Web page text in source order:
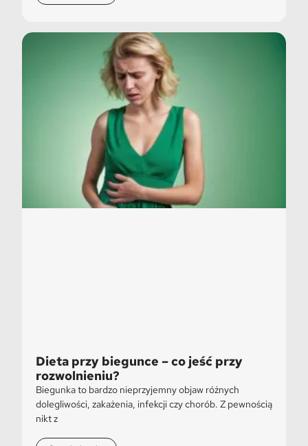
Dieta przy biegunce – co jeść przy
rozwolnieniu?
Biegunka to bardzo nieprzyjemny objaw różnych
dolegliwości, zakażenia, infekcji czy chorób. Z pewnością
nikt z